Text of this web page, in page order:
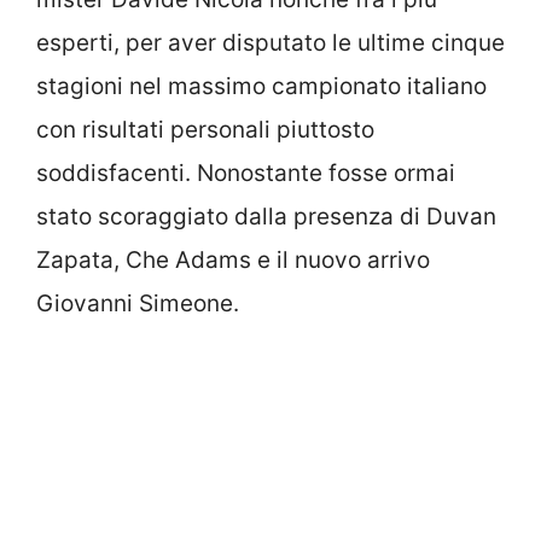
esperti, per aver disputato le ultime cinque
stagioni nel massimo campionato italiano
con risultati personali piuttosto
soddisfacenti. Nonostante fosse ormai
stato scoraggiato dalla presenza di Duvan
Zapata, Che Adams e il nuovo arrivo
Giovanni Simeone.